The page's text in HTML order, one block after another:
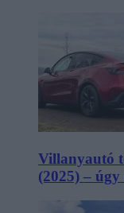
Villanyautó
(2025) – úgy